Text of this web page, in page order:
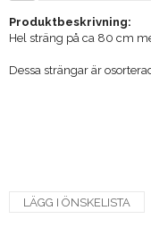
Produktbeskrivning:
Hel sträng på ca 80 cm
Dessa strängar är
LÄGG I ÖNSKELISTA